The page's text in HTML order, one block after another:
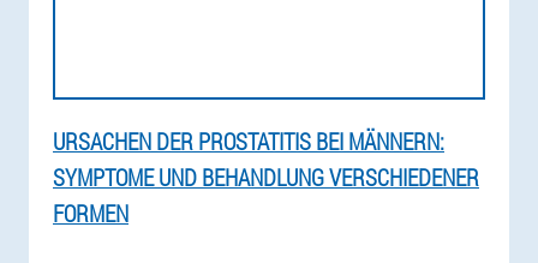
URSACHEN DER PROSTATITIS BEI MÄNNERN:
SYMPTOME UND BEHANDLUNG VERSCHIEDENER
FORMEN